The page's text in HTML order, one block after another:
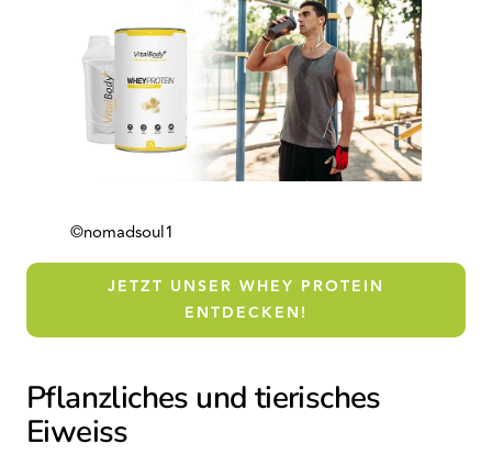
©nomadsoul1
JETZT UNSER WHEY PROTEIN
ENTDECKEN!
Pflanzliches und tierisches
Eiweiss